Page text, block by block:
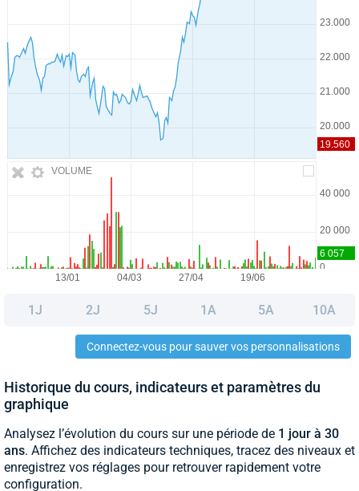
VOLUME
1J 2J 5J 1A 5A 10A
Connectez-vous pour sauver vos personnalisations
Historique du cours, indicateurs et paramètres du
graphique
Analysez l’évolution du cours sur une période de 1 jour à 30
ans. Affichez des indicateurs techniques, tracez des niveaux et
enregistrez vos réglages pour retrouver rapidement votre
configuration.